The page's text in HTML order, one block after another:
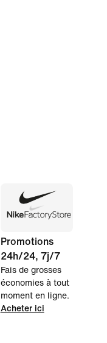
Promotions
24h/24, 7j/7
Fais de grosses
économies à tout
moment en ligne.
Acheter ici